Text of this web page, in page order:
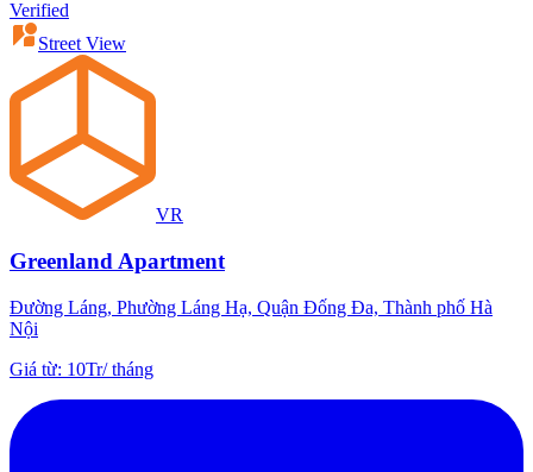
Verified
Street View
VR
Greenland Apartment
Đường Láng, Phường Láng Hạ, Quận Đống Đa, Thành phố Hà
Nội
Giá từ: 10Tr/tháng